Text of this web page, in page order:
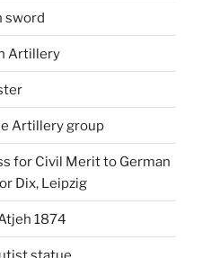
sword
Artillery
Artillery group
for Civil Merit to German
Dix, Leipzig
1874